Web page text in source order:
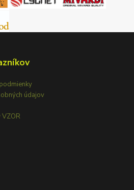
údajov